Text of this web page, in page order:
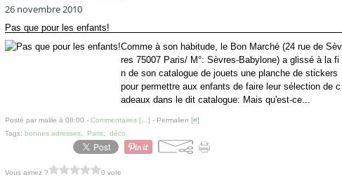
26 novembre 2010
Pas que pour les enfants!
Comme à son habitude, le Bon Marché (24 rue de Sèv
res 75007 Paris/ M°: Sèvres-Babylone) a glissé à la fi
n de son catalogue de jouets une planche de stickers
pour permettre aux enfants de faire leur sélection de c
adeaux dans le dit catalogue: Mais qu'est-ce...
Posté par malile à 08:00 - Commentaires [ ] - Permalien [#]
Tags: bonnes adresses Paris déco
Vous aimez ? 0 vote